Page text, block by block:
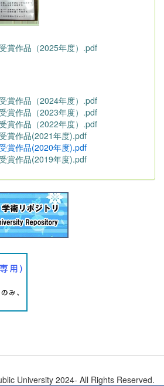
賞作品（2025年度）.pdf
賞作品（2024年度）.pdf
賞作品（2023年度）.pdf
賞作品（2022年度）.pdf
賞作品(2021年度).pdf
賞作品(2020年度).pdf
賞作品(2019年度).pdf
University 2024- All Rights Reserved.